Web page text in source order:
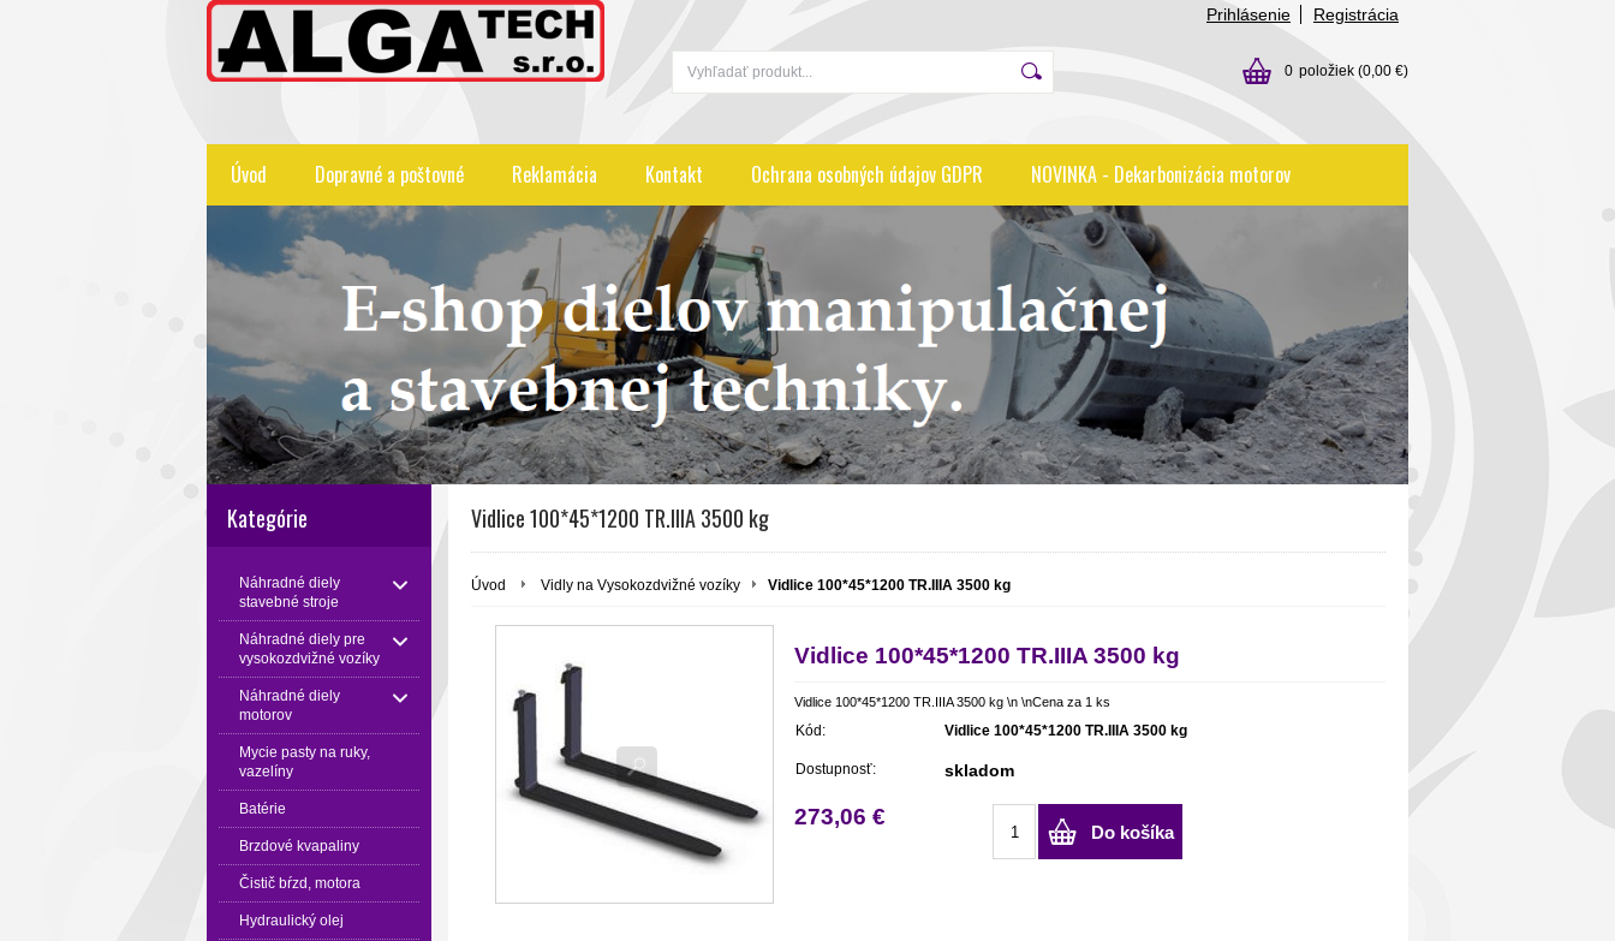
Prihlásenie Registrácia
0 položiek (0,00 €)
Úvod Dopravné a poštovné Reklamácia Kontakt Ochrana osobných údajov GDPR NOVINKA - Dekarbonizácia motorov
Kategórie
Náhradné diely
stavebné stroje
Náhradné diely pre
vysokozdvižné vozíky
Náhradné diely
motorov
Mycie pasty na ruky,
vazelíny
Batérie
Brzdové kvapaliny
Čistič bŕzd, motora
Hydraulický olej
Vidlice 100*45*1200 TR.IIIA 3500 kg
Úvod Vidly na Vysokozdvižné vozíky Vidlice 100*45*1200 TR.IIIA 3500 kg
Vidlice 100*45*1200 TR.IIIA 3500 kg
Vidlice 100*45*1200 TR.IIIA 3500 kg \n \nCena za 1 ks
Kód: Vidlice 100*45*1200 TR.IIIA 3500 kg
Dostupnosť: skladom
273,06 €
Do košíka